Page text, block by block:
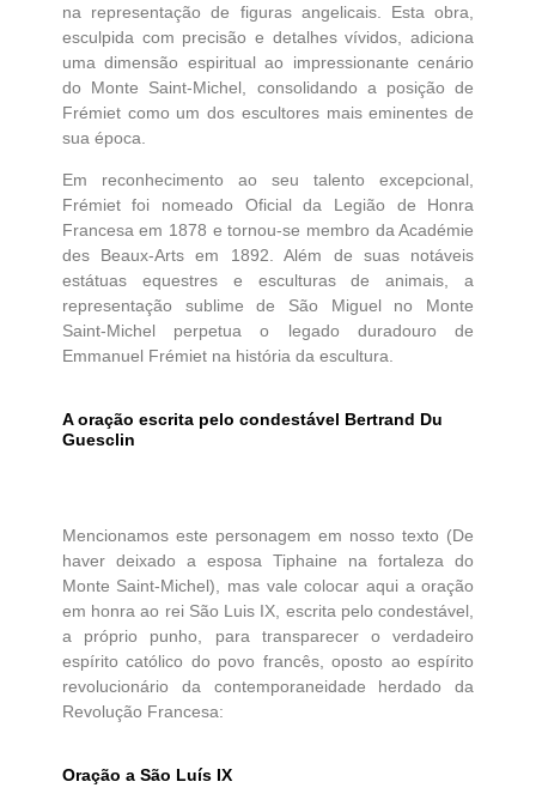
na representação de figuras angelicais. Esta obra,
esculpida com precisão e detalhes vívidos, adiciona
uma dimensão espiritual ao impressionante cenário
do Monte Saint-Michel, consolidando a posição de
Frémiet como um dos escultores mais eminentes de
sua época.
Em reconhecimento ao seu talento excepcional,
Frémiet foi nomeado Oficial da Legião de Honra
Francesa em 1878 e tornou-se membro da Académie
des Beaux-Arts em 1892. Além de suas notáveis
estátuas equestres e esculturas de animais, a
representação sublime de São Miguel no Monte
Saint-Michel perpetua o legado duradouro de
Emmanuel Frémiet na história da escultura.
A oração escrita pelo condestável Bertrand Du
Guesclin
Mencionamos este personagem em nosso texto (De
haver deixado a esposa Tiphaine na fortaleza do
Monte Saint-Michel), mas vale colocar aqui a oração
em honra ao rei São Luis IX, escrita pelo condestável,
a próprio punho, para transparecer o verdadeiro
espírito católico do povo francês, oposto ao espírito
revolucionário da contemporaneidade herdado da
Revolução Francesa:
Oração a São Luís IX